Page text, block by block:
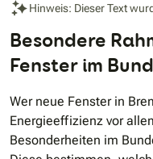
Hinweis: Dieser Text
Besondere
Fenster im
Wer neue Fenster in
Energieeffizienz vor
Besonderheiten im